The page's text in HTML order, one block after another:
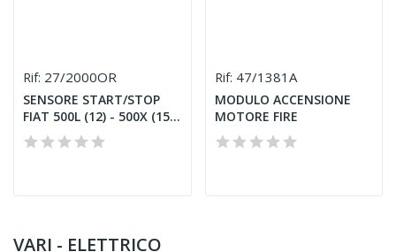
VARI - ELETTRICO
Rif: 27/2000OR
SENSORE START/STOP
FIAT 500L (12) - 500X (15)
-...
Rif: 47/1381A
MODULO ACCENSIONE
MOTORE FIRE